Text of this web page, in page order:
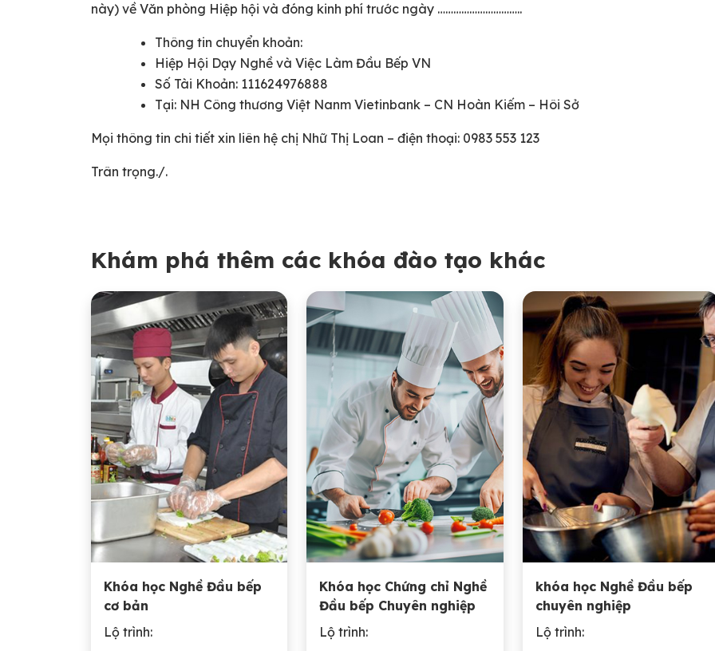
này) về Văn phòng Hiệp hội và đóng kinh phí trước ngày …………………………..
Thông tin chuyển khoản:
Hiệp Hội Dạy Nghề và Việc Làm Đầu Bếp VN
Số Tài Khoản: 111624976888
Tại: NH Công thương Việt Nanm Vietinbank – CN Hoàn Kiếm – Hôi Sở
Mọi thông tin chi tiết xin liên hệ chị Nhữ Thị Loan – điện thoại: 0983 553 123
Trân trọng./.
Khám phá thêm các khóa đào tạo khác
Khóa học Nghề Đầu bếp
cơ bản
Lộ trình:
Khóa học Chứng chỉ Nghề
Đầu bếp Chuyên nghiệp
Lộ trình:
khóa học Nghề Đầu bếp
chuyên nghiệp
Lộ trình: